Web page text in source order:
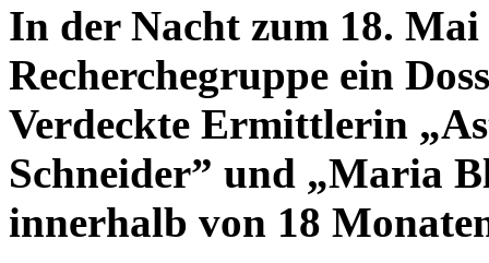
In der Nacht zum 18.
Recherchegruppe ein
Verdeckte Ermittlerin
Schneider” und „Maria
innerhalb von 18